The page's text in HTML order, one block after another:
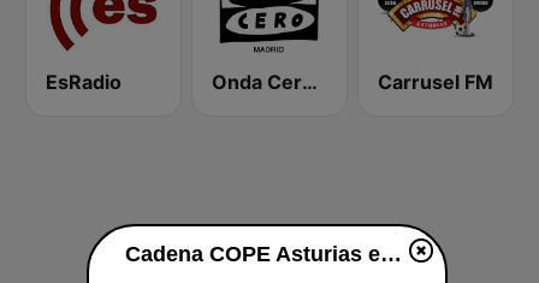
EsRadio Onda Cero Madrid Carrusel FM
Cadena COPE Asturias en vivo